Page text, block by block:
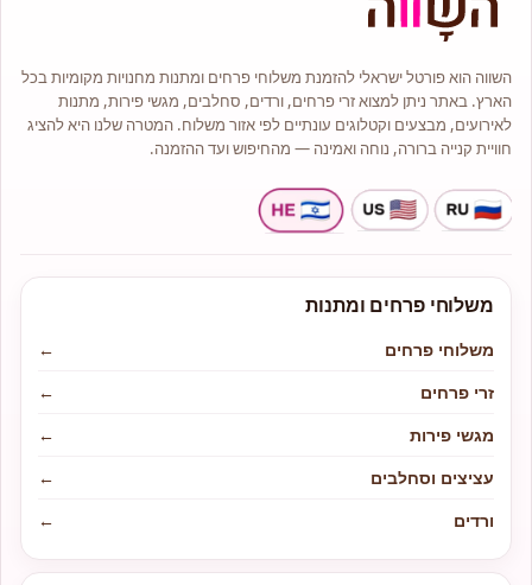
המתאימים לכל תקציב ולכל אירוע.
בחנות תמצאו מגוון זרי פרחים
ואמנותיים.
מלאי גדול של עציצים וצמחי בית יפים
וייחודיים.
השווה הוא פורטל ישראלי להזמנת משלוחי פרחים ומתנות מחנויות מקומיות בכל
הארץ. באתר ניתן למצוא זרי פרחים, ורדים, סחלבים, מגשי פירות, מתנות
לאירועים, מבצעים וקטלוגים עונתיים לפי אזור משלוח. המטרה שלנו היא להציג
חוויית קנייה ברורה, נוחה ואמינה — מהחיפוש ועד ההזמנה.
משלוחי פרחים ומתנות
משלוחי פרחים
←
זרי פרחים
←
מגשי פירות
←
עציצים וסחלבים
←
ורדים
←